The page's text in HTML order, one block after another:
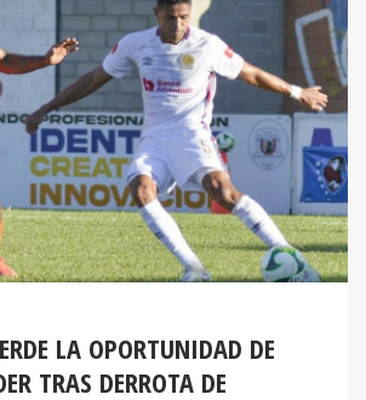
LA OPORTUNIDAD DE
TRAS DERROTA DE